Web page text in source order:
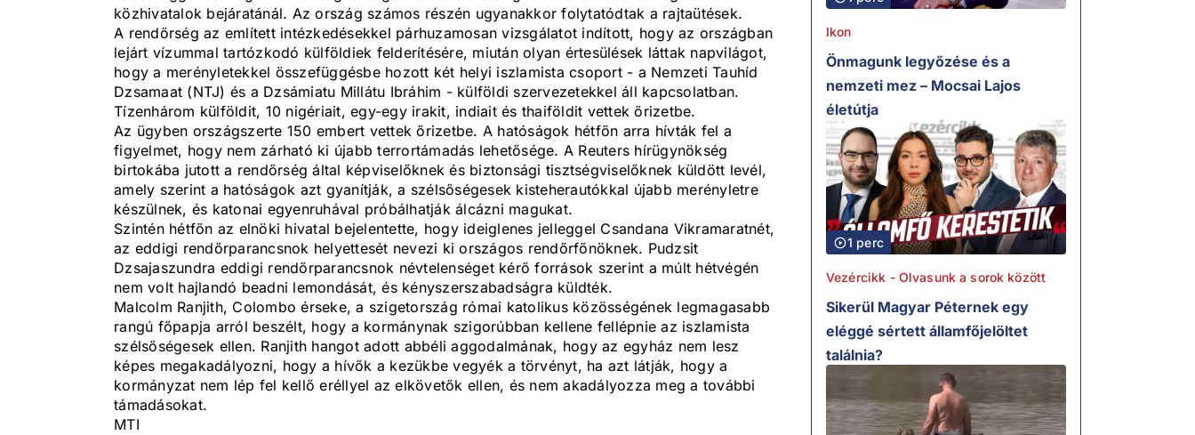
közhivatalok bejáratánál. Az ország számos részén ugyanakkor folytatódtak a rajtaütések.
A rendőrség az említett intézkedésekkel párhuzamosan vizsgálatot indított, hogy az országban
lejárt vízummal tartózkodó külföldiek felderítésére, miután olyan értesülések láttak napvilágot,
hogy a merényletekkel összefüggésbe hozott két helyi iszlamista csoport - a Nemzeti Tauhíd
Dzsamaat (NTJ) és a Dzsámiatu Millátu Ibráhim - külföldi szervezetekkel áll kapcsolatban.
Tízenhárom külföldit, 10 nigériait, egy-egy irakit, indiait és thaiföldit vettek őrizetbe.
Az ügyben országszerte 150 embert vettek őrizetbe. A hatóságok hétfőn arra hívták fel a
figyelmet, hogy nem zárható ki újabb terrortámadás lehetősége. A Reuters hírügynökség
birtokába jutott a rendőrség által képviselőknek és biztonsági tisztségviselőknek küldött levél,
amely szerint a hatóságok azt gyanítják, a szélsőségesek kisteherautókkal újabb merényletre
készülnek, és katonai egyenruhával próbálhatják álcázni magukat.
Szintén hétfőn az elnöki hivatal bejelentette, hogy ideiglenes jelleggel Csandana Vikramaratnét,
az eddigi rendőrparancsnok helyettesét nevezi ki országos rendőrfőnöknek. Pudzsit
Dzsajaszundra eddigi rendőrparancsnok névtelenséget kérő források szerint a múlt hétvégén
nem volt hajlandó beadni lemondását, és kényszerszabadságra küldték.
Malcolm Ranjith, Colombo érseke, a szigetország római katolikus közösségének legmagasabb
rangú főpapja arról beszélt, hogy a kormánynak szigorúbban kellene fellépnie az iszlamista
szélsőségesek ellen. Ranjith hangot adott abbéli aggodalmának, hogy az egyház nem lesz
képes megakadályozni, hogy a hívők a kezükbe vegyék a törvényt, ha azt látják, hogy a
kormányzat nem lép fel kellő eréllyel az elkövetők ellen, és nem akadályozza meg a további
támadásokat.
MTI
Ikon
Önmagunk legyőzése és a
nemzeti mez – Mocsai Lajos
életútja
1 perc
Vezércikk - Olvasunk a sorok között
Sikerül Magyar Péternek egy
eléggé sértett államfőjelöltet
találnia?